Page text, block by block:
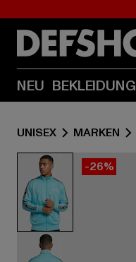
NEU BEKLEIDUNG
UNISEX MARKEN
-26%